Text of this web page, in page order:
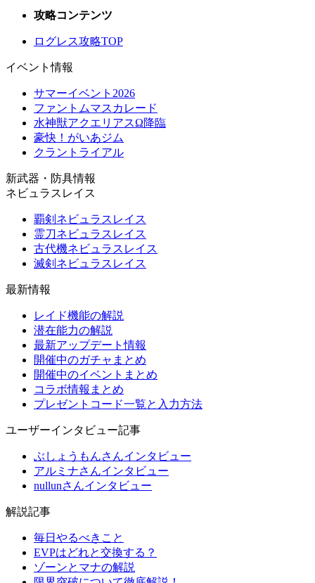
攻略コンテンツ
ログレス攻略TOP
イベント情報
サマーイベント2026
ファントムマスカレード
水神獣アクエリアスΩ降臨
豪快！がいあジム
クラントライアル
新武器・防具情報
ネビュラスレイス
覇剣ネビュラスレイス
霊刀ネビュラスレイス
古代機ネビュラスレイス
滅剣ネビュラスレイス
最新情報
レイド機能の解説
潜在能力の解説
最新アップデート情報
開催中のガチャまとめ
開催中のイベントまとめ
コラボ情報まとめ
プレゼントコード一覧と入力方法
ユーザーインタビュー記事
ぶしょうもんさんインタビュー
アルミナさんインタビュー
nullunさんインタビュー
解説記事
毎日やるべきこと
EVPはどれと交換する？
ゾーンとマナの解説